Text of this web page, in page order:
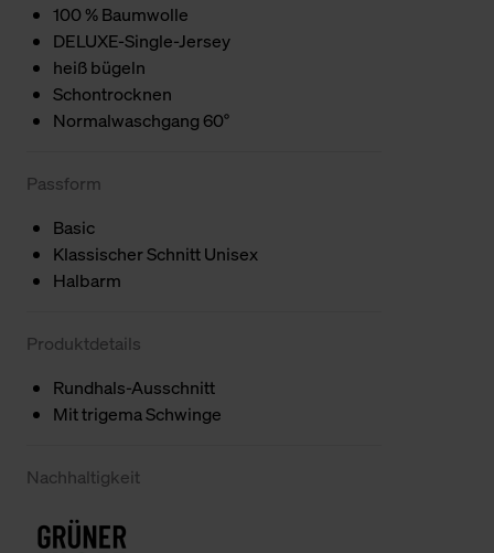
100 % Baumwolle
DELUXE-Single-Jersey
heiß bügeln
Schontrocknen
Normalwaschgang 60°
Passform
Basic
Klassischer Schnitt Unisex
Halbarm
Produktdetails
Rundhals-Ausschnitt
Mit trigema Schwinge
Nachhaltigkeit